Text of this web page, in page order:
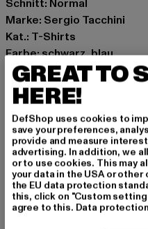
Schnitt: Normal
Marke: Sergio Tacchini
Kat.: T-Shirts
Farbe: schwarz, blau
Hersteller Farbe: black/
Art.Nr: ST41429-23347
Hersteller: Movin SARL |
RN8 Quartier Rousselot
Aubagne | FR
GRÖSSE & PASSFORM
GREAT TO
HERE!
DefShop uses cookies to
save your preferences,
provide and measure
advertising. In addition, we
or to use cookies. This may
your data in the USA or
the EU data protection
this, click on "Custom
agree to this. Data protection